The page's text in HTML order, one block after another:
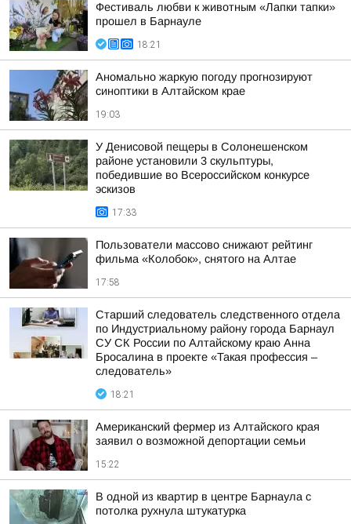
Фестиваль любви к животным «Лапки тапки»
прошел в Барнауле
18:21
Аномально жаркую погоду прогнозируют
синоптики в Алтайском крае
19:03
У Денисовой пещеры в Солонешенском
районе установили 3 скульптуры,
победившие во Всероссийском конкурсе
эскизов
17:33
Пользователи массово снижают рейтинг
фильма «Колобок», снятого на Алтае
17:58
Старший следователь следственного отдела
по Индустриальному району города Барнаул
СУ СК России по Алтайскому краю Анна
Бросалина в проекте «Такая профессия –
следователь»
18:21
Американский фермер из Алтайского края
заявил о возможной депортации семьи
15:22
В одной из квартир в центре Барнаула с
потолка рухнула штукатурка